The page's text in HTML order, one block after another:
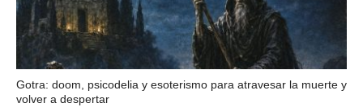
Gotra: doom, psicodelia y esoterismo para atravesar la muerte y
volver a despertar